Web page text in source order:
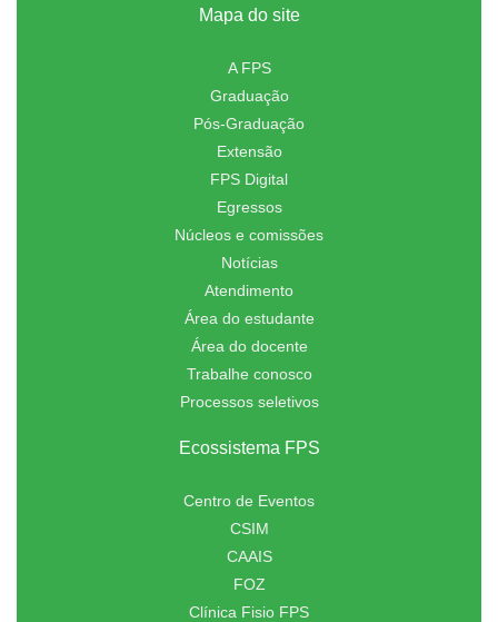
Mapa do site
A FPS
Graduação
Pós-Graduação
Extensão
FPS Digital
Egressos
Núcleos e comissões
Notícias
Atendimento
Área do estudante
Área do docente
Trabalhe conosco
Processos seletivos
Ecossistema FPS
Centro de Eventos
CSIM
CAAIS
FOZ
Clínica Fisio FPS